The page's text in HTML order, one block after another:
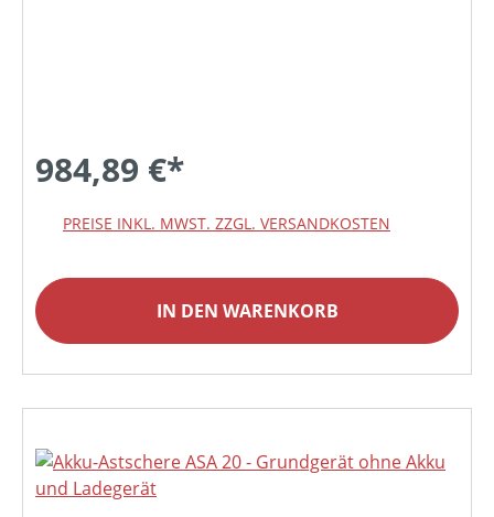
984,89 €*
PREISE INKL. MWST. ZZGL. VERSANDKOSTEN
IN DEN WARENKORB